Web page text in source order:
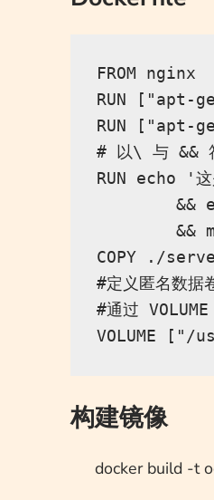
FROM nginx
RUN ["apt-
RUN
# 以\ 与 &&
RUN echo '
&&
&&
COPY ./
#定义匿名数据
#通过
构建镜像
docker build -t